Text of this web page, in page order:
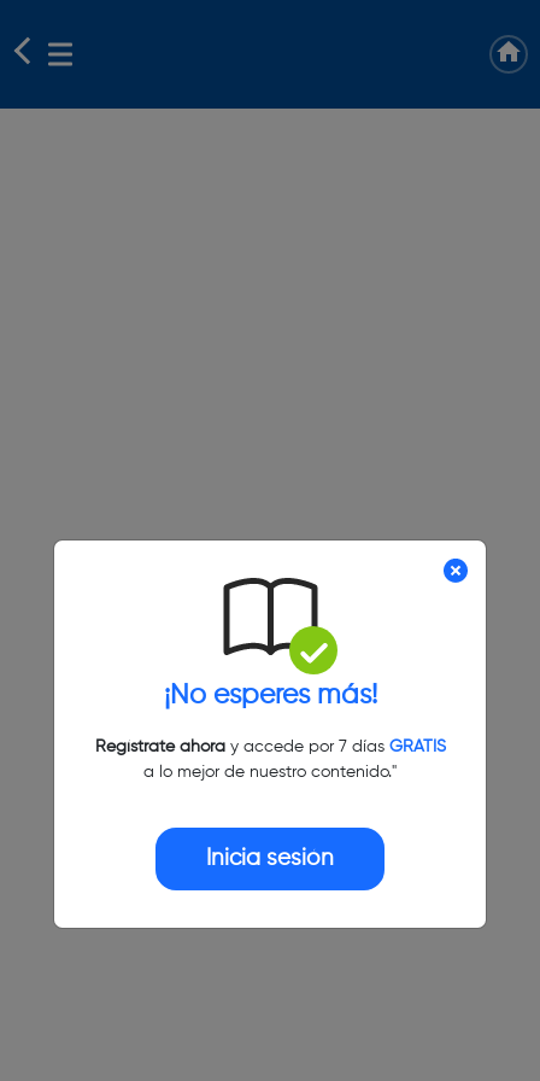
¡No esperes más!
Regístrate ahoray accede por 7 días GRATIS
a lo mejor de nuestro contenido."
Inicia sesión